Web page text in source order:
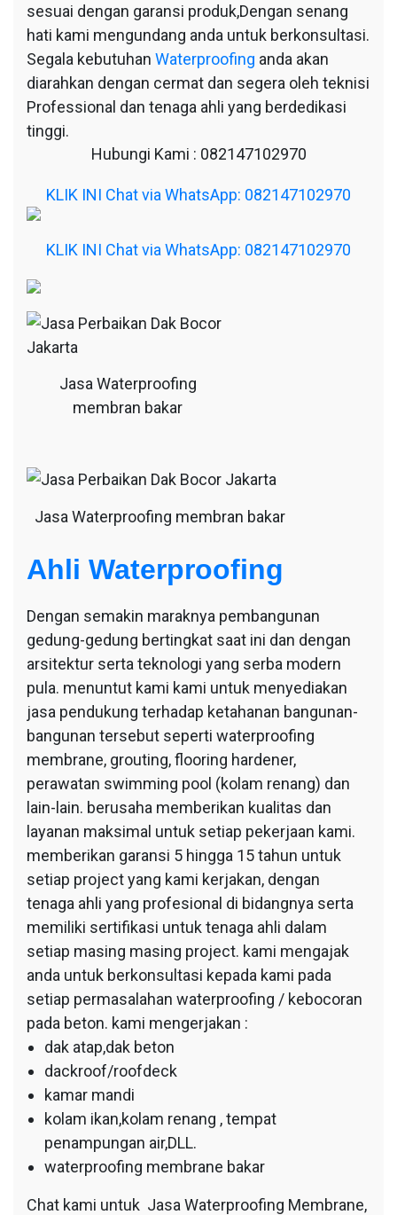
sesuai dengan garansi produk,Dengan senang
hati kami mengundang anda untuk berkonsultasi.
Segala kebutuhan Waterproofing anda akan
diarahkan dengan cermat dan segera oleh teknisi
Professional dan tenaga ahli yang berdedikasi
tinggi.
Hubungi Kami : 082147102970
KLIK INI Chat via WhatsApp: 082147102970
KLIK INI Chat via WhatsApp: 082147102970
Jasa Waterproofing
membran bakar
Jasa Waterproofing membran bakar
Ahli Waterproofing
Dengan semakin maraknya pembangunan
gedung-gedung bertingkat saat ini dan dengan
arsitektur serta teknologi yang serba modern
pula. menuntut kami kami untuk menyediakan
jasa pendukung terhadap ketahanan bangunan-
bangunan tersebut seperti waterproofing
membrane, grouting, flooring hardener,
perawatan swimming pool (kolam renang) dan
lain-lain. berusaha memberikan kualitas dan
layanan maksimal untuk setiap pekerjaan kami.
memberikan garansi 5 hingga 15 tahun untuk
setiap project yang kami kerjakan, dengan
tenaga ahli yang profesional di bidangnya serta
memiliki sertifikasi untuk tenaga ahli dalam
setiap masing masing project. kami mengajak
anda untuk berkonsultasi kepada kami pada
setiap permasalahan waterproofing / kebocoran
pada beton. kami mengerjakan :
dak atap,dak beton
dackroof/roofdeck
kamar mandi
kolam ikan,kolam renang , tempat
penampungan air,DLL.
waterproofing membrane bakar
Chat kami untuk Jasa Waterproofing Membrane,